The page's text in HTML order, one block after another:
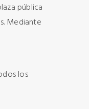
pública
Mediante
los